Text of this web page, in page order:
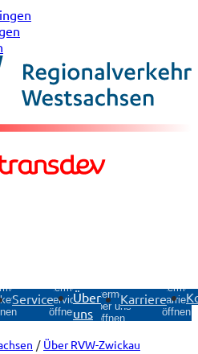
Service
Untermenü
Service
öffnen
Über
uns
Untermenü
Über uns
öffnen
KarriereKarriere
öffnen
Über RVW-Zwickau